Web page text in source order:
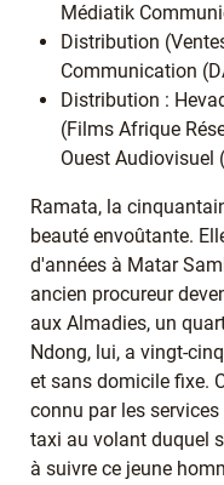
Médiatik
Distribution
Communication
Distribution :
(Films Afrique
Ouest Audiovisuel
Ramata, la
beauté envoûtante.
d'années à Matar
ancien procureur
aux Almadies, un
Ndong, lui, a vingt-
et sans domicile fixe.
connu par les
taxi au volant duquel
à suivre ce jeune